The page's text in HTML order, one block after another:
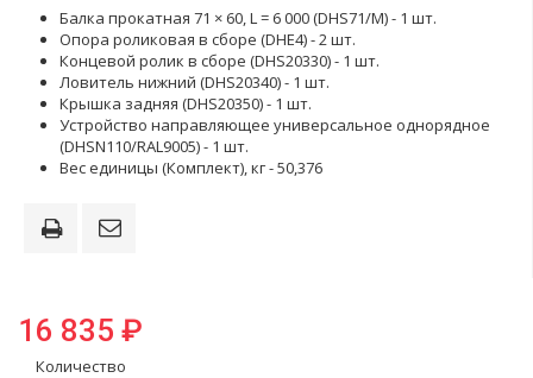
Балка прокатная 71 × 60, L = 6 000 (DHS71/M) - 1 шт.
Опора роликовая в сборе (DHE4) - 2 шт.
Концевой ролик в сборе (DHS20330) - 1 шт.
Ловитель нижний (DHS20340) - 1 шт.
Крышка задняя (DHS20350) - 1 шт.
Устройство направляющее универсальное однорядное
(DHSN110/RAL9005) - 1 шт.
Вес единицы (Комплект), кг - 50,376
16 835 ₽
Количество